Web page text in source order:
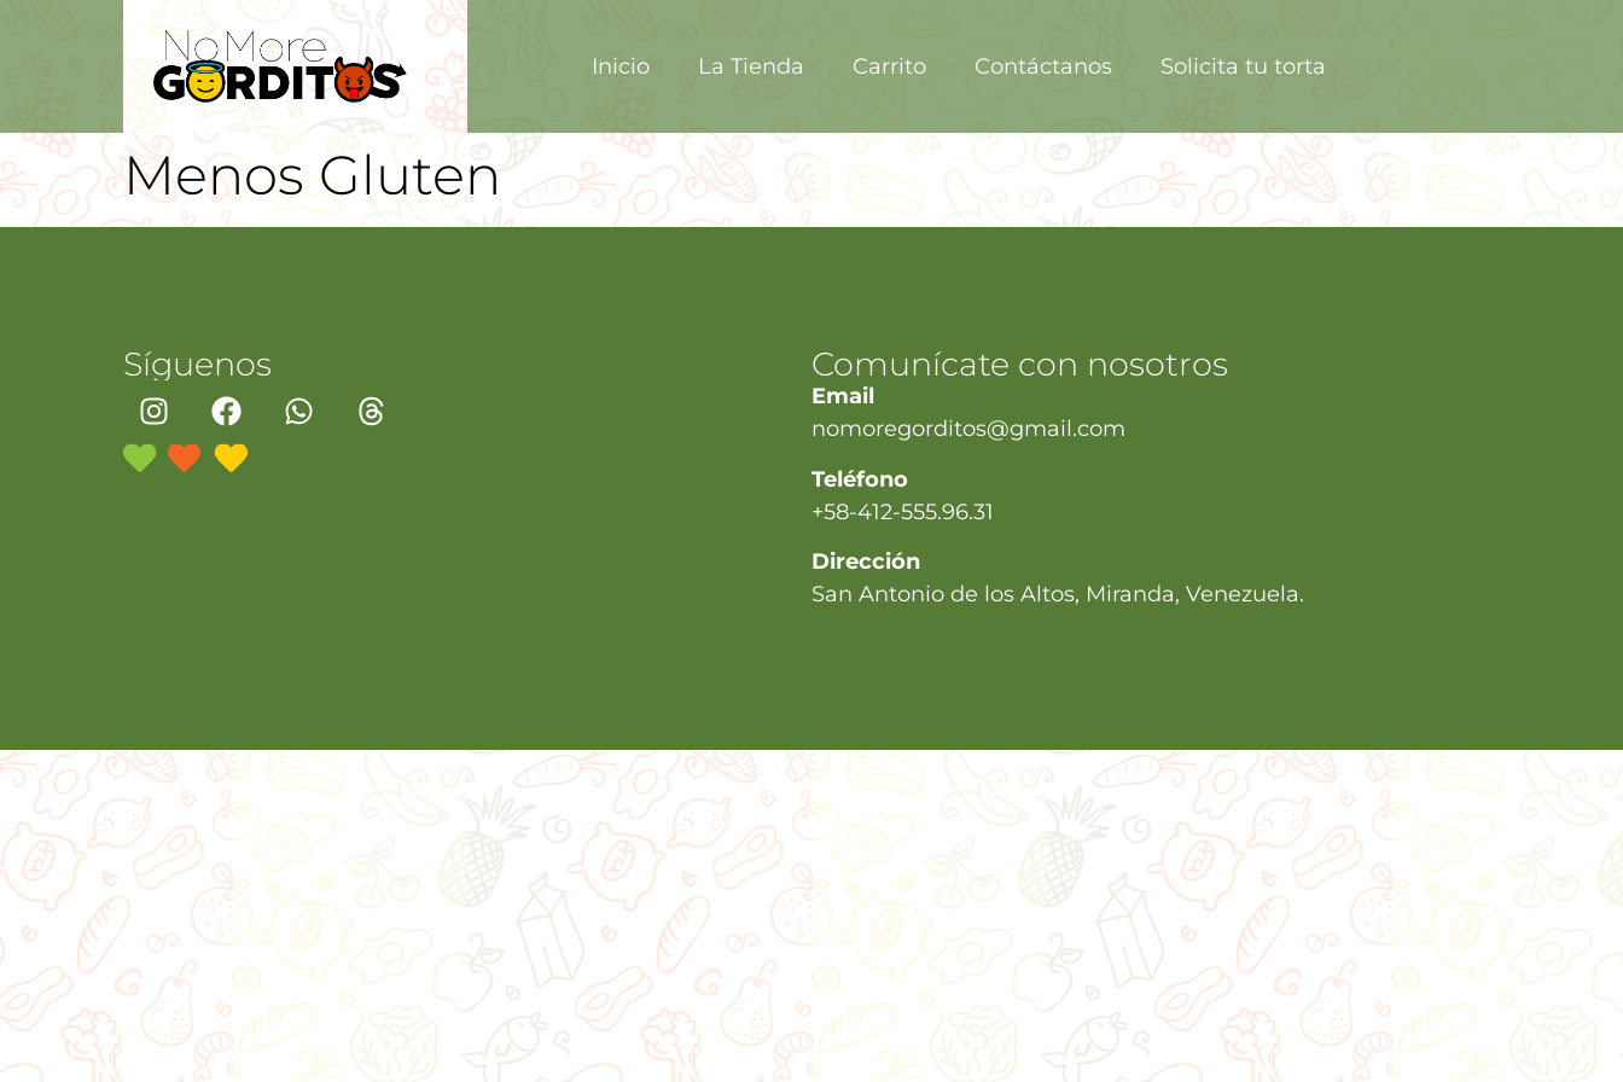
Inicio La Tienda Carrito Contáctanos Solicita tu torta
Menos Gluten
Síguenos Comunícate con nosotros
Email
nomoregorditos@gmail.com
Teléfono
+58-412-555.96.31
Dirección
San Antonio de los Altos, Miranda, Venezuela.